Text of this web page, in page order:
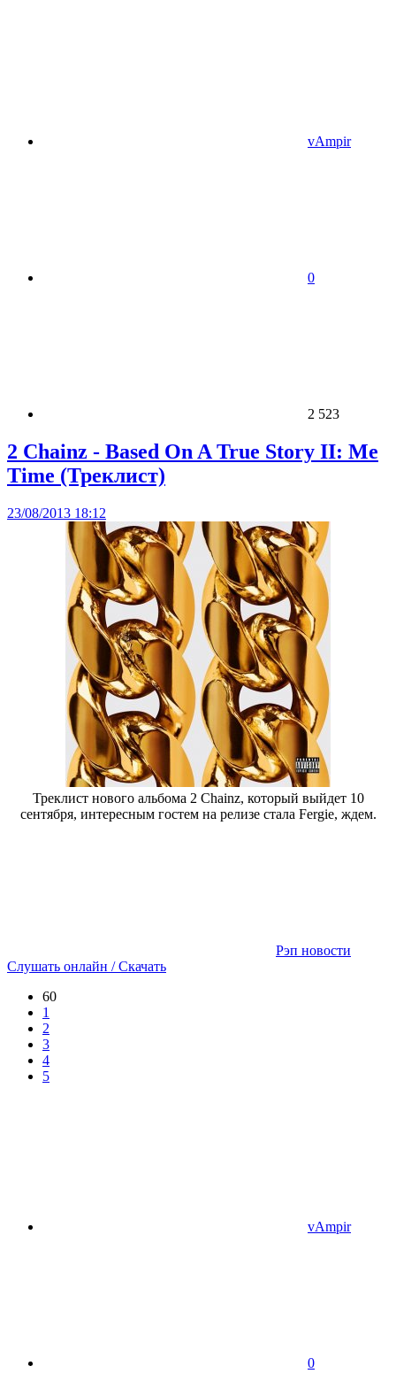
vAmpir
0
2 523
2 Chainz - Based On A True Story II: Me
Time (Треклист)
23/08/2013 18:12
Треклист нового альбома 2 Chainz, который выйдет 10
сентября, интересным гостем на релизе стала Fergie, ждем.
Рэп новости
Слушать онлайн / Скачать
60
1
2
3
4
5
vAmpir
0